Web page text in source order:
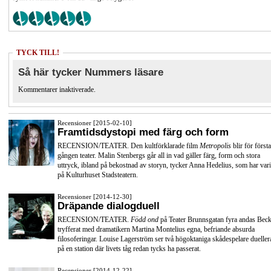
TYCK TILL!
Så här tycker Nummers läsare
Kommentarer inaktiverade.
Recensioner [2015-02-10]
Framtidsdystopi med färg och form
RECENSION/TEATER. Den kultförklarade film Metropolis blir för första
gången teater. Malin Stenbergs går all in vad gäller färg, form och stora
uttryck, ibland på bekostnad av storyn, tycker Anna Hedelius, som har
på Kulturhuset Stadsteatern.
Recensioner [2014-12-30]
Dräpande dialogduell
RECENSION/TEATER. Född ond på Teater Brunnsgatan fyra andas
tryfferat med dramatikern Martina Montelius egna, befriande absurda
filosoferingar. Louise Lagerström ser två högoktaniga skådespelare
på en station där livets tåg redan tycks ha passerat.